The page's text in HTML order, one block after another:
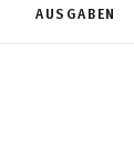
AUSGABEN